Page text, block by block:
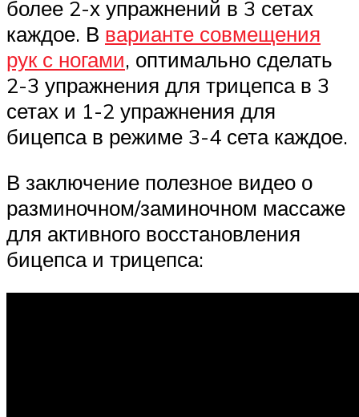
более 2-х упражнений в 3 сетах
каждое. В варианте совмещения
рук с ногами, оптимально сделать
2-3 упражнения для трицепса в 3
сетах и 1-2 упражнения для
бицепса в режиме 3-4 сета каждое.
В заключение полезное видео о
разминочном/заминочном массаже
для активного восстановления
бицепса и трицепса: